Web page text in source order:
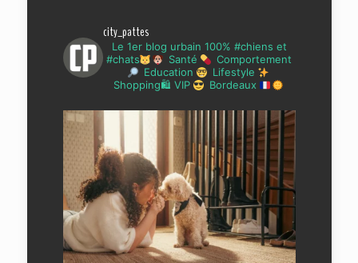
city_pattes
Le 1er blog urbain 100% #chiens et
#chats
Santé
Comportement
Education
Lifestyle
Shopping🛍 VIP
Bordeaux